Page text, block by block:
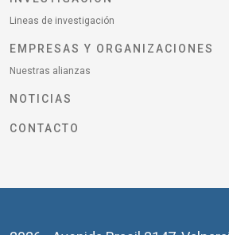
Lineas de investigación
EMPRESAS Y ORGANIZACIONES
Nuestras alianzas
NOTICIAS
CONTACTO